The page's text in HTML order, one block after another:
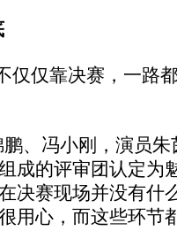
仅仅靠决赛，一路
、冯小刚，演员
成的评审团认定为
决赛现场并没有什
用心，而这些环节